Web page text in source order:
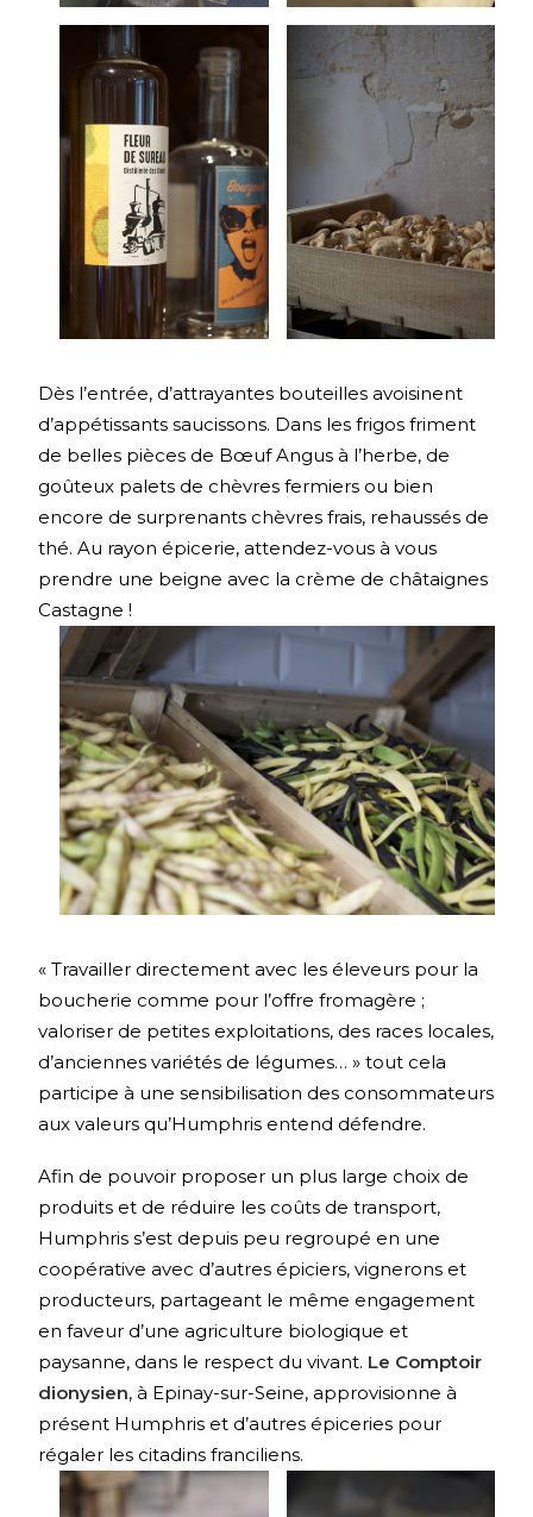
Dès l’entrée, d’attrayantes bouteilles avoisinent
d’appétissants saucissons. Dans les frigos friment
de belles pièces de Bœuf Angus à l’herbe, de
goûteux palets de chèvres fermiers ou bien
encore de surprenants chèvres frais, rehaussés de
thé. Au rayon épicerie, attendez-vous à vous
prendre une beigne avec la crème de châtaignes
Castagne !
« Travailler directement avec les éleveurs pour la
boucherie comme pour l’offre fromagère ;
valoriser de petites exploitations, des races locales,
d’anciennes variétés de légumes… » tout cela
participe à une sensibilisation des consommateurs
aux valeurs qu’Humphris entend défendre.
Afin de pouvoir proposer un plus large choix de
produits et de réduire les coûts de transport,
Humphris s’est depuis peu regroupé en une
coopérative avec d’autres épiciers, vignerons et
producteurs, partageant le même engagement
en faveur d’une agriculture biologique et
paysanne, dans le respect du vivant. Le Comptoir
dionysien, à Epinay-sur-Seine, approvisionne à
présent Humphris et d’autres épiceries pour
régaler les citadins franciliens.